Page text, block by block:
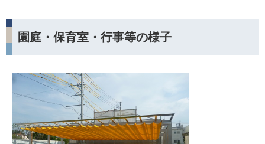
園庭・保育室・行事等の様子